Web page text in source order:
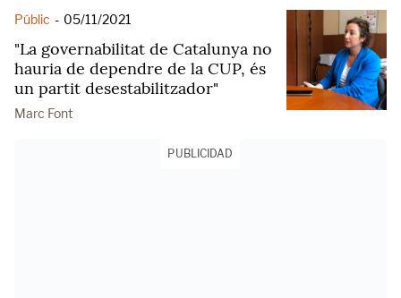
Públic - 05/11/2021
"La governabilitat de Catalunya no
hauria de dependre de la CUP, és
un partit desestabilitzador"
Marc Font
PUBLICIDAD